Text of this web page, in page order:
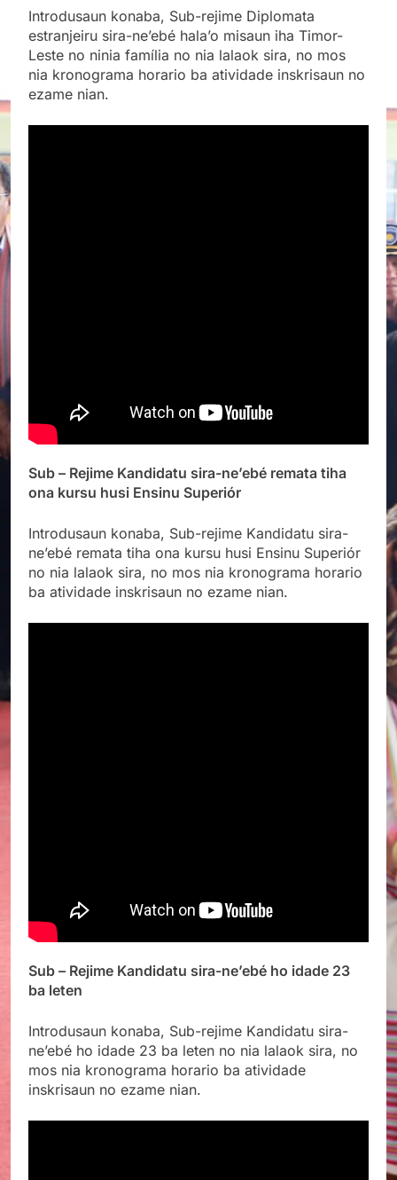
Introdusaun konaba, Sub-rejime Diplomata
estranjeiru sira-ne’ebé hala’o misaun iha Timor-
Leste no ninia família no nia lalaok sira, no mos
nia kronograma horario ba atividade inskrisaun no
ezame nian.
Sub – Rejime Kandidatu sira-ne’ebé remata tiha
ona kursu husi Ensinu Superiór
Introdusaun konaba, Sub-rejime Kandidatu sira-
ne’ebé remata tiha ona kursu husi Ensinu Superiór
no nia lalaok sira, no mos nia kronograma horario
ba atividade inskrisaun no ezame nian.
Sub – Rejime Kandidatu sira-ne’ebé ho idade 23
ba leten
Introdusaun konaba, Sub-rejime Kandidatu sira-
ne’ebé ho idade 23 ba leten no nia lalaok sira, no
mos nia kronograma horario ba atividade
inskrisaun no ezame nian.